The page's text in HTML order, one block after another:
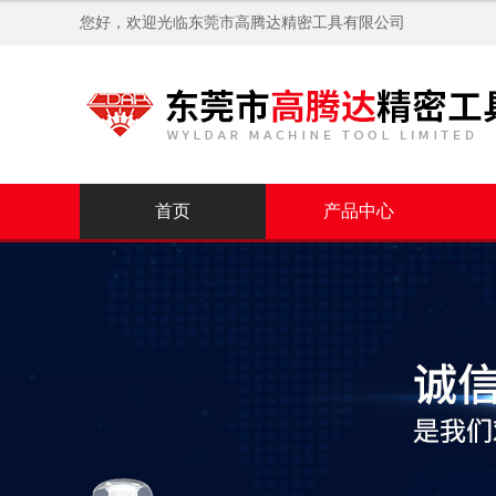
您好，欢迎光临东莞市高腾达精密工具有限公司
首页 产品中心